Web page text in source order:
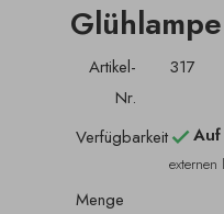
Artikel-
Nr.
317
Verfügbarkeit 
externen
Menge